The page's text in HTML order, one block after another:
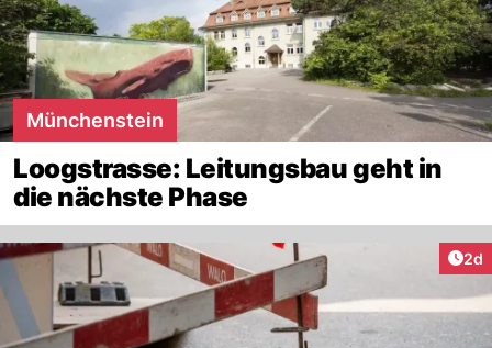
Münchenstein
Loogstrasse: Leitungsbau geht in
die nächste Phase
2d